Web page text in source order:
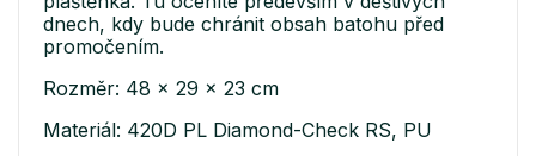
dnech, kdy bude chránit obsah batohu před
promočením.
Rozměr: 48 x 29 x 23 cm
Materiál: 420D PL Diamond-Check RS, PU